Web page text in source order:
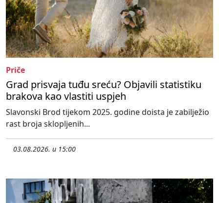
Priče
Grad prisvaja tuđu sreću? Objavili statistiku
brakova kao vlastiti uspjeh
Slavonski Brod tijekom 2025. godine doista je zabilježio
rast broja sklopljenih...
03.08.2026. u 15:00